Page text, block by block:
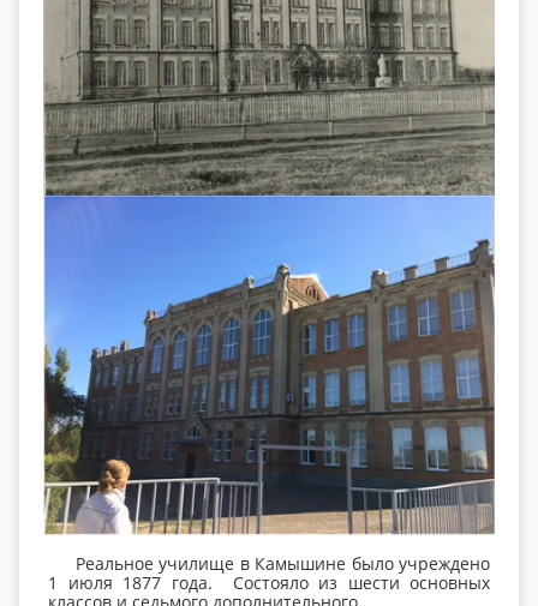
Реальное училище в Камышине было учреждено
1 июля 1877 года. Состояло из шести основных